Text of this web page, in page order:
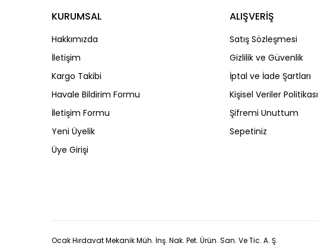
KURUMSAL
Hakkımızda
İletişim
Kargo Takibi
Havale Bildirim Formu
İletişim Formu
Yeni Üyelik
Üye Girişi
ALIŞVERİŞ
Satış Sözleşmesi
Gizlilik ve Güvenlik
İptal ve İade Şartları
Kişisel Veriler Politikası
Şifremi Unuttum
Sepetiniz
Ocak Hırdavat Mekanik Müh. İnş. Nak. Pet. Ürün. San. Ve Tic. A. Ş.